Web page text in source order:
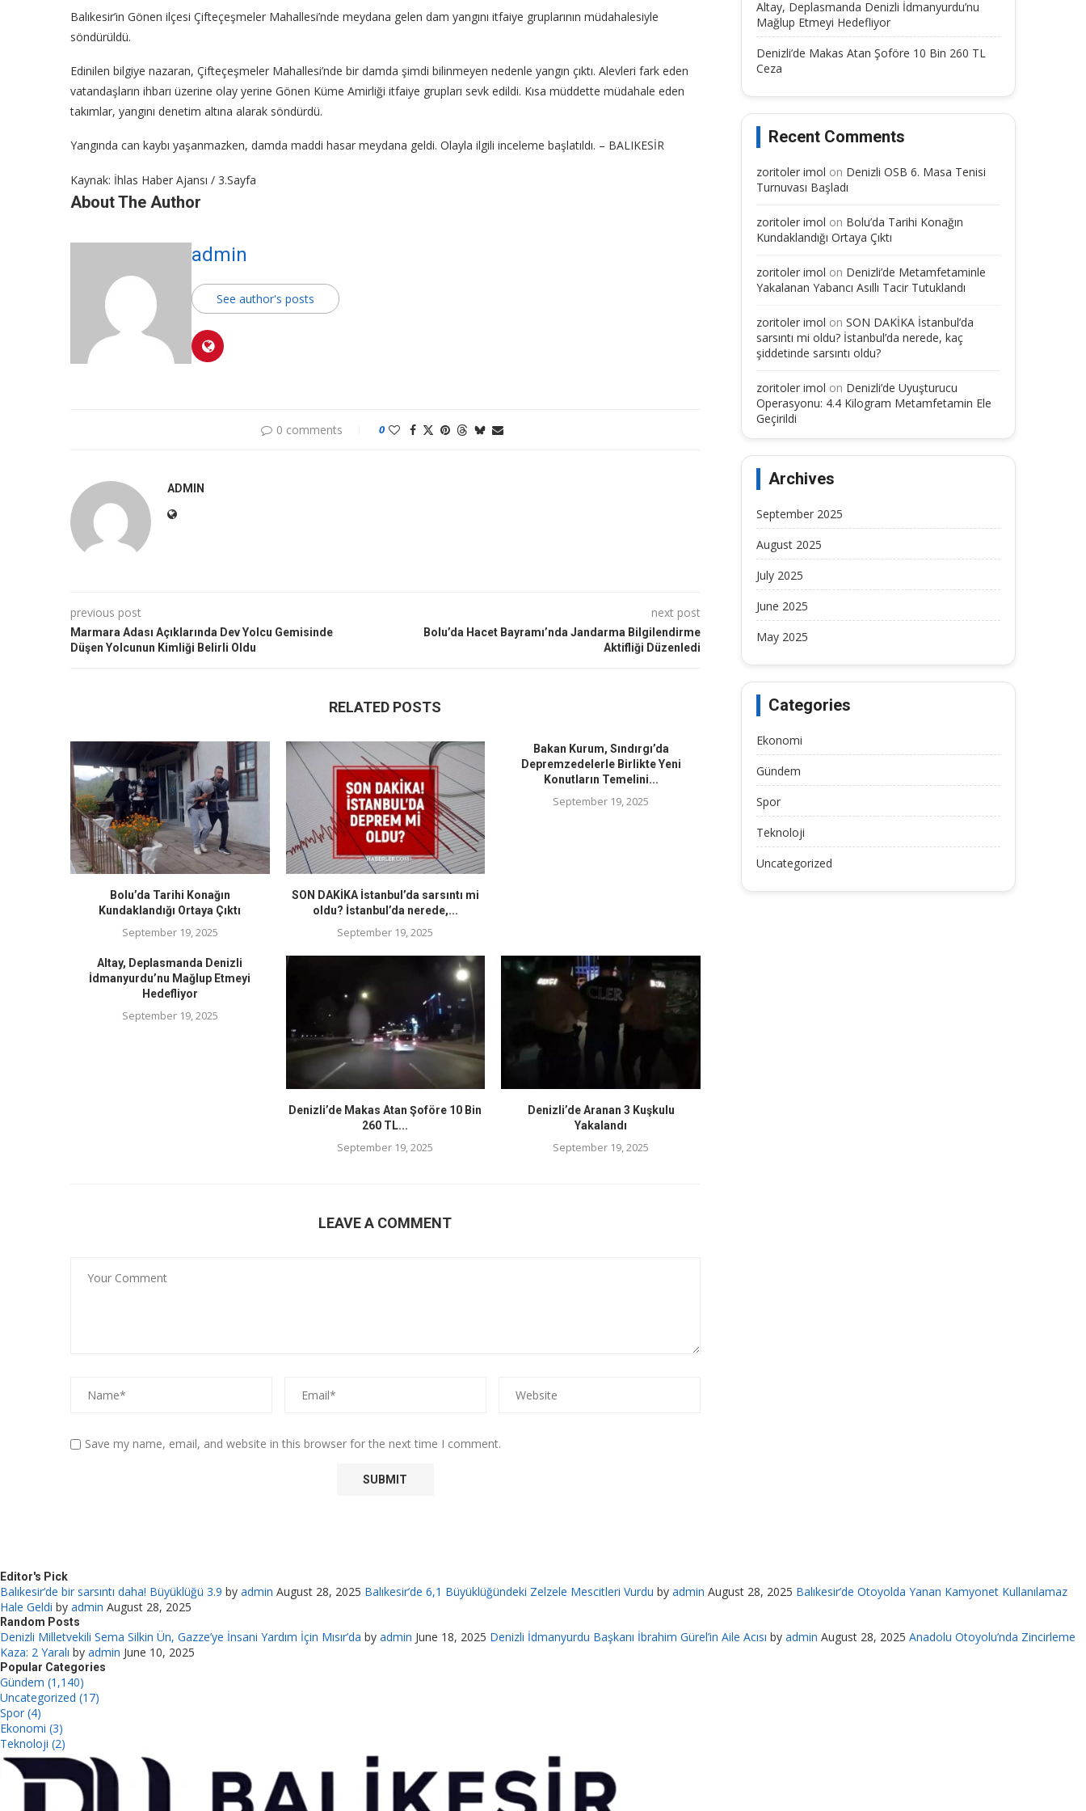
Balıkesir’in Gönen ilçesi Çifteçeşmeler Mahallesi’nde meydana gelen dam yangını itfaiye gruplarının müdahalesiyle
söndürüldü.
Edinilen bilgiye nazaran, Çifteçeşmeler Mahallesi’nde bir damda şimdi bilinmeyen nedenle yangın çıktı. Alevleri fark eden
vatandaşların ihbarı üzerine olay yerine Gönen Küme Amirliği itfaiye grupları sevk edildi. Kısa müddette müdahale eden
takımlar, yangını denetim altına alarak söndürdü.
Yangında can kaybı yaşanmazken, damda maddi hasar meydana geldi. Olayla ilgili inceleme başlatıldı. – BALIKESİR
Kaynak: İhlas Haber Ajansı / 3.Sayfa
About The Author
admin
See author's posts
0 comments 0
ADMIN
previous post
Marmara Adası Açıklarında Dev Yolcu Gemisinde
Düşen Yolcunun Kimliği Belirli Oldu
next post
Bolu’da Hacet Bayramı’nda Jandarma Bilgilendirme
Aktifliği Düzenledi
RELATED POSTS
Bolu’da Tarihi Konağın
Kundaklandığı Ortaya Çıktı
September 19, 2025
SON DAKİKA İstanbul’da sarsıntı mi
oldu? İstanbul’da nerede,...
September 19, 2025
Bakan Kurum, Sındırgı’da
Depremzedelerle Birlikte Yeni
Konutların Temelini...
September 19, 2025
Altay, Deplasmanda Denizli
İdmanyurdu’nu Mağlup Etmeyi
Hedefliyor
September 19, 2025
Denizli’de Makas Atan Şoföre 10 Bin
260 TL...
September 19, 2025
Denizli’de Aranan 3 Kuşkulu
Yakalandı
September 19, 2025
LEAVE A COMMENT
Save my name, email, and website in this browser for the next time I comment.
Altay, Deplasmanda Denizli İdmanyurdu’nu
Mağlup Etmeyi Hedefliyor
Denizli’de Makas Atan Şoföre 10 Bin 260 TL
Ceza
Recent Comments
zoritoler imol on Denizli OSB 6. Masa Tenisi
Turnuvası Başladı
zoritoler imol on Bolu’da Tarihi Konağın
Kundaklandığı Ortaya Çıktı
zoritoler imol on Denizli’de Metamfetaminle
Yakalanan Yabancı Asıllı Tacir Tutuklandı
zoritoler imol on SON DAKİKA İstanbul’da
sarsıntı mi oldu? İstanbul’da nerede, kaç
şiddetinde sarsıntı oldu?
zoritoler imol on Denizli’de Uyuşturucu
Operasyonu: 4.4 Kilogram Metamfetamin Ele
Geçirildi
Archives
September 2025
August 2025
July 2025
June 2025
May 2025
Categories
Ekonomi
Gündem
Spor
Teknoloji
Uncategorized
Editor's Pick
Balıkesir’de bir sarsıntı daha! Büyüklüğü 3.9 by admin August 28, 2025 Balıkesir’de 6,1 Büyüklüğündeki Zelzele Mescitleri Vurdu by admin August 28, 2025 Balıkesir’de Otoyolda Yanan Kamyonet Kullanılamaz
Hale Geldi by admin August 28, 2025
Random Posts
Denizli Milletvekili Sema Silkin Ün, Gazze’ye İnsani Yardım İçin Mısır’da by admin June 18, 2025 Denizli İdmanyurdu Başkanı İbrahim Gürel’in Aile Acısı by admin August 28, 2025 Anadolu Otoyolu’nda Zincirleme
Kaza: 2 Yaralı by admin June 10, 2025
Popular Categories
Gündem (1,140)
Uncategorized (17)
Spor (4)
Ekonomi (3)
Teknoloji (2)